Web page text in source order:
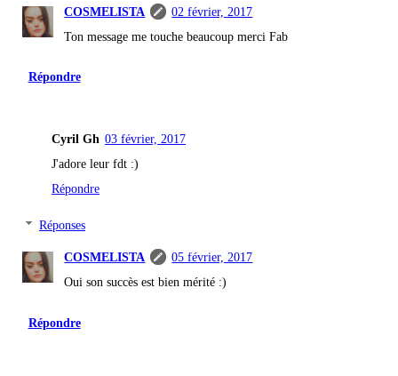
COSMELISTA
02 février, 2017
Ton message me touche beaucoup merci Fab
Répondre
Cyril Gh 03 février, 2017
J'adore leur fdt :)
Répondre
Réponses
COSMELISTA
05 février, 2017
Oui son succès est bien mérité :)
Répondre